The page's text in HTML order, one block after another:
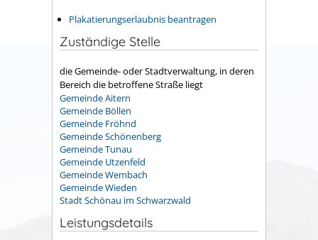
Plakatierungserlaubnis beantragen
Zuständige Stelle
die Gemeinde- oder Stadtverwaltung, in deren
Bereich die betroffene Straße liegt
Gemeinde Aitern
Gemeinde Böllen
Gemeinde Fröhnd
Gemeinde Schönenberg
Gemeinde Tunau
Gemeinde Utzenfeld
Gemeinde Wembach
Gemeinde Wieden
Stadt Schönau im Schwarzwald
Leistungsdetails